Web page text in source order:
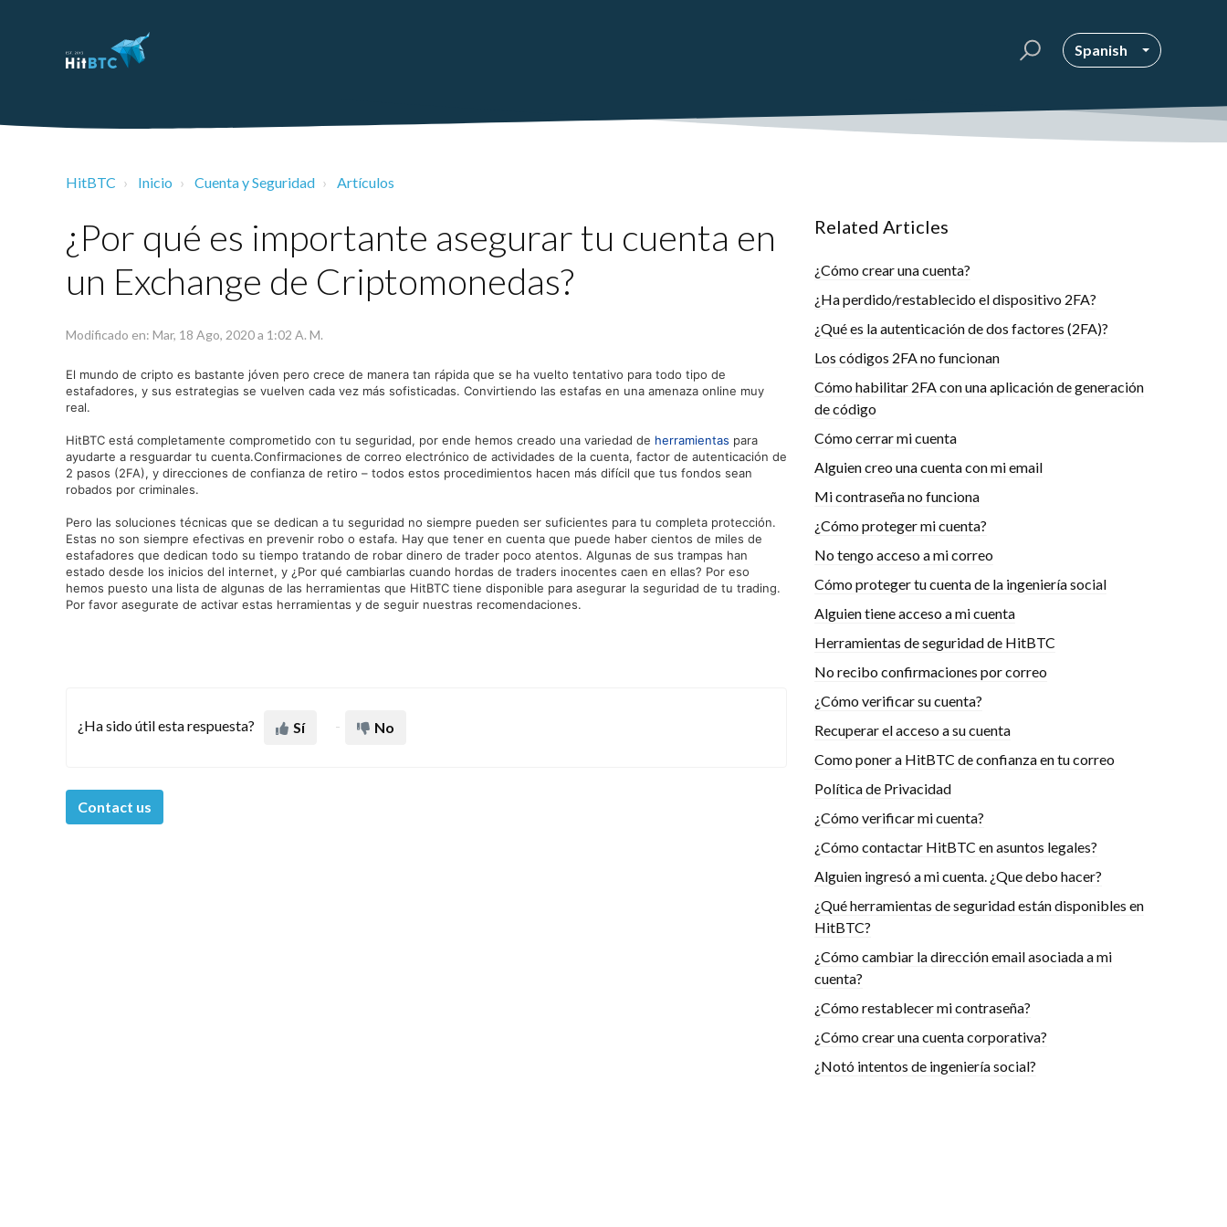
Spanish
HitBTC Inicio Cuenta y Seguridad Artículos
¿Por qué es importante asegurar tu cuenta en
un Exchange de Criptomonedas?
Modificado en: Mar, 18 Ago, 2020 a 1:02 A. M.
El mundo de cripto es bastante jóven pero crece de manera tan rápida que se ha vuelto tentativo para todo tipo de
estafadores, y sus estrategias se vuelven cada vez más sofisticadas. Convirtiendo las estafas en una amenaza online muy
real.
HitBTC está completamente comprometido con tu seguridad, por ende hemos creado una variedad de herramientas para
ayudarte a resguardar tu cuenta.Confirmaciones de correo electrónico de actividades de la cuenta, factor de autenticación de
2 pasos (2FA), y direcciones de confianza de retiro – todos estos procedimientos hacen más difícil que tus fondos sean
robados por criminales.
Pero las soluciones técnicas que se dedican a tu seguridad no siempre pueden ser suficientes para tu completa protección.
Estas no son siempre efectivas en prevenir robo o estafa. Hay que tener en cuenta que puede haber cientos de miles de
estafadores que dedican todo su tiempo tratando de robar dinero de trader poco atentos. Algunas de sus trampas han
estado desde los inicios del internet, y ¿Por qué cambiarlas cuando hordas de traders inocentes caen en ellas? Por eso
hemos puesto una lista de algunas de las herramientas que HitBTC tiene disponible para asegurar la seguridad de tu trading.
Por favor asegurate de activar estas herramientas y de seguir nuestras recomendaciones.
¿Ha sido útil esta respuesta? Sí No
Contact us
Related Articles
¿Cómo crear una cuenta?
¿Ha perdido/restablecido el dispositivo 2FA?
¿Qué es la autenticación de dos factores (2FA)?
Los códigos 2FA no funcionan
Cómo habilitar 2FA con una aplicación de generación
de código
Cómo cerrar mi cuenta
Alguien creo una cuenta con mi email
Mi contraseña no funciona
¿Cómo proteger mi cuenta?
No tengo acceso a mi correo
Cómo proteger tu cuenta de la ingeniería social
Alguien tiene acceso a mi cuenta
Herramientas de seguridad de HitBTC
No recibo confirmaciones por correo
¿Cómo verificar su cuenta?
Recuperar el acceso a su cuenta
Como poner a HitBTC de confianza en tu correo
Política de Privacidad
¿Cómo verificar mi cuenta?
¿Cómo contactar HitBTC en asuntos legales?
Alguien ingresó a mi cuenta. ¿Que debo hacer?
¿Qué herramientas de seguridad están disponibles en
HitBTC?
¿Cómo cambiar la dirección email asociada a mi
cuenta?
¿Cómo restablecer mi contraseña?
¿Cómo crear una cuenta corporativa?
¿Notó intentos de ingeniería social?